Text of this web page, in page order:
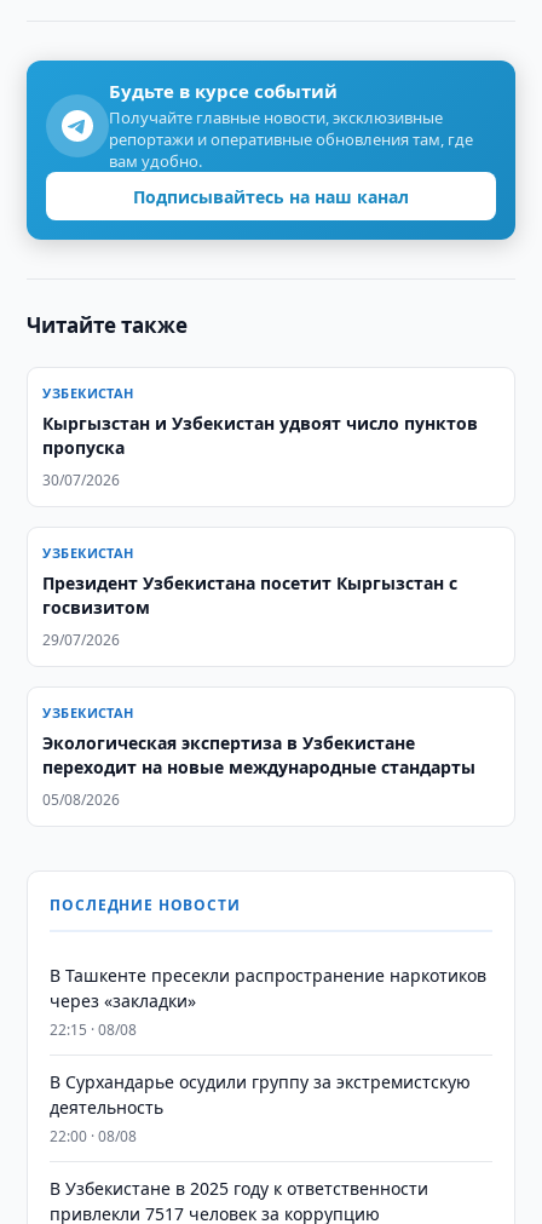
Будьте в курсе событий
Получайте главные новости, эксклюзивные
репортажи и оперативные обновления там, где
вам удобно.
Подписывайтесь на наш канал
Читайте также
УЗБЕКИСТАН
Кыргызстан и Узбекистан удвоят число пунктов
пропуска
30/07/2026
УЗБЕКИСТАН
Президент Узбекистана посетит Кыргызстан с
госвизитом
29/07/2026
УЗБЕКИСТАН
Экологическая экспертиза в Узбекистане
переходит на новые международные стандарты
05/08/2026
ПОСЛЕДНИЕ НОВОСТИ
В Ташкенте пресекли распространение наркотиков
через «закладки»
22:15 · 08/08
В Сурхандарье осудили группу за экстремистскую
деятельность
22:00 · 08/08
В Узбекистане в 2025 году к ответственности
привлекли 7517 человек за коррупцию